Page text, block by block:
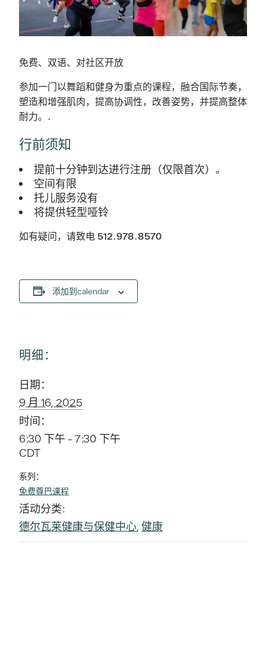
免费、双语、对社区开放
参加一门以舞蹈和健身为重点的课程，融合国际节奏，
塑造和增强肌肉，提高协调性，改善姿势，并提高整体
耐力。.
行前须知
提前十分钟到达进行注册（仅限首次）。
空间有限
托儿服务没有
将提供轻型哑铃
如有疑问，请致电 512.978.8570
添加到calendar
明细：
日期：
9 月 16, 2025
时间：
6:30 下午 - 7:30 下午
CDT
系列：
免费尊巴课程
活动分类:
德尔瓦莱健康与保健中心, 健康